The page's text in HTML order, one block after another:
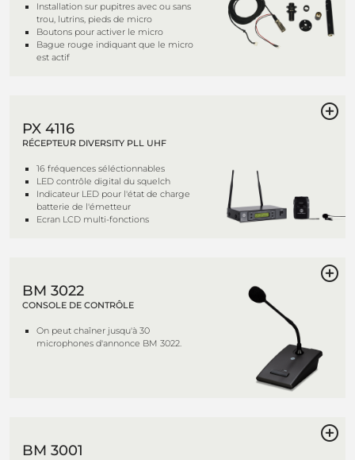
Installation sur pupitres avec ou sans
trou, lutrins, pieds de micro
Boutons pour activer le micro
Bague rouge indiquant que le micro
est actif
PX 4116
RÉCEPTEUR DIVERSITY PLL UHF
16 fréquences séléctionnables
LED contrôle digital du squelch
Indicateur LED pour l'état de charge
batterie de l'émetteur
Ecran LCD multi-fonctions
BM 3022
CONSOLE DE CONTRÔLE
On peut chaîner jusqu'à 30
microphones d'annonce BM 3022.
BM 3001